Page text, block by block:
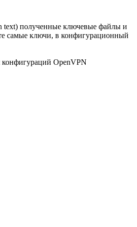
text) полученные ключевые файлы и
самые ключи, в конфигурационный
OpenVPN